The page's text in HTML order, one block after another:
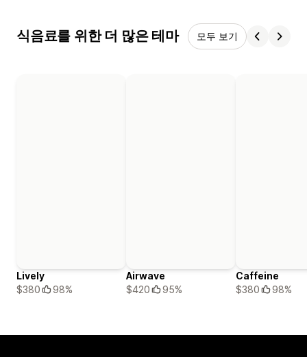
식음료를 위한 더 많은 테마 모두 보기
Lively
$380
98%
Airwave
$420
95%
Caffeine
$380
98%